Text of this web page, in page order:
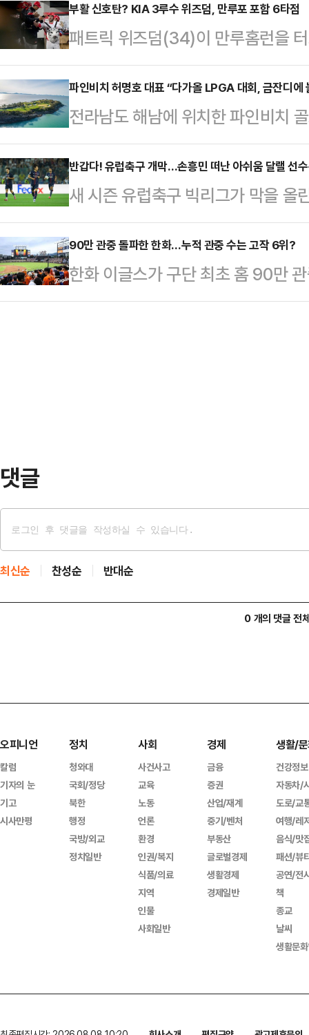
데 자이언츠전에서 연장 11회 접전
했다.5회까지 실점하지 않고 2-0
2사 2루에서 고승민을 뜬공 처리했
치면서 1점을 내줬다. 기분 나쁜 실
타를 맞고 2-2 동점을 허용했다.류
8…
부활 신호탄? KIA 3루수 위즈덤, 만루포 포함 6타점
패트릭 위즈덤(34)이 만루홈런을
위즈덤은 14일 대구삼성라이온즈
KBO리그’ 삼성 라이온즈전에 6번
승패를 결정짓는 호쾌한 만루 홈런
렸다.5타수 4안타(2홈런) 6타점 맹
10-4 완승했다. 위즈덤 연타석 홈
달리며 5위 자리를 지켰다.지난해
근…
파인비치 허명호 대표 “다가올 LPGA 대회, 금잔디에
전라남도 해남에 위치한 파인비치
식 해안의 아름다움을 고스란히 담
연이 링크스 코스를 선물로 줬다면
제로 파인비치는 세심한 코스 관리
화 전략을 고수했고, 이로 말미암아
손꼽히고 있다.파인비치는 지난해
던 곳이었다. 내장객들은 품질 좋고
었으나 문제는 날씨였다. 지난해 …
반갑다! 유럽축구 개막…손흥민 떠난 아쉬움 달랠 선
새 시즌 유럽축구 빅리그가 막을 올
잉글랜드 프리미어리그(EPL)는 오
과 본머스의 시즌 개막전을 시작으
EPL은 토트넘의 주장으로 활약했
인해 자칫 코리안리거가 0명이 될
90만 관중 돌파한 한화…누적 관중 수는 고작 6위?
한화 이글스가 구단 최초 홈 90만
고 있다.한화는 13일 대전 한화생
댓글
최신순 찬성순 반대순
0 개의 댓글 전
오피니언
칼럼
기자의 눈
기고
시사만평
정치
청와대
국회/정당
북한
행정
국방/외교
정치일반
사회
사건사고
교육
노동
언론
환경
인권/복지
식품/의료
지역
인물
사회일반
경제
금융
증권
산업/재계
중기/벤처
부동산
글로벌경제
생활경제
경제일반
생활/
건강정보
자동차/
도로/교
여행/레
음식/맛
패션/뷰
공연/전
책
종교
날씨
생활문